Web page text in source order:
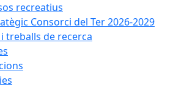
recreatius
Consorci del Ter 2026-2029
treballs de recerca